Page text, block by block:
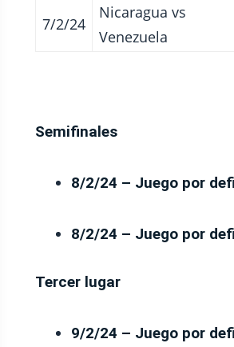
7/2/24
Nicaragua vs
Venezuela
Semifinales
8/2/24 – Juego por
8/2/24 – Juego por
Tercer lugar
9/2/24 – Juego por